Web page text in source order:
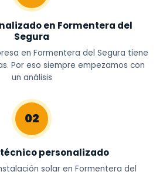
en Formentera del
Segura
en Formentera del Segura tiene
Por eso siempre empezamos con
un análisis
02
personalizado
solar en Formentera del